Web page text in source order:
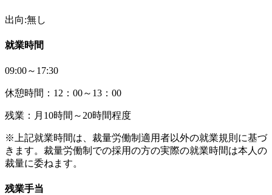
出向:無し
就業時間
09:00～17:30
休憩時間：12：00～13：00
残業：月10時間～20時間程度
※上記就業時間は、裁量労働制適用者以外の就業規則に基づ
きます。裁量労働制での採用の方の実際の就業時間は本人の
裁量に委ねます。
残業手当